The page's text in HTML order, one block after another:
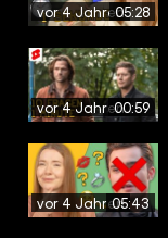
vor 4 Jahren05:28
vor 4 Jahren00:59
vor 4 Jahren05:43